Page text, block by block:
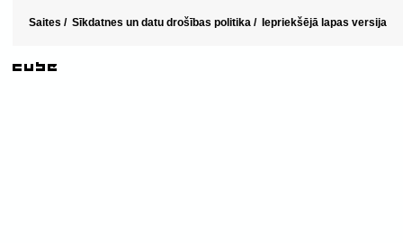
Saites / Sīkdatnes un datu drošības politika / Iepriekšējā lapas versija